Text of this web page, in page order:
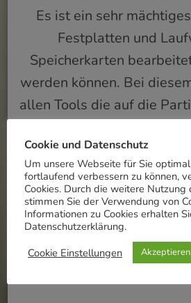
Es ist ein sehr
Festplatten und
Speicherkarten
werden können. Bei
allen Tools die auf die
unerwünschte
Systempartitionen
Cookie und Datenschutz
Um unsere Webseite für Sie
fortlaufend verbessern zu können,
Cookies. Durch die weitere Nutzung
stimmen Sie der Verwendung von
Informationen zu Cookies erhalten
Datenschutzerklärung.
Cookie Einstellungen
Akzeptieren